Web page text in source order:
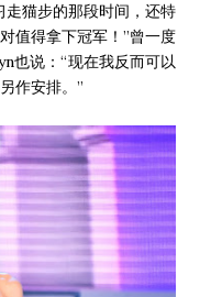
走猫步的那段时间，还特
值得拿下冠军！”曾一度
也说：“现在我反而可以
作安排。”